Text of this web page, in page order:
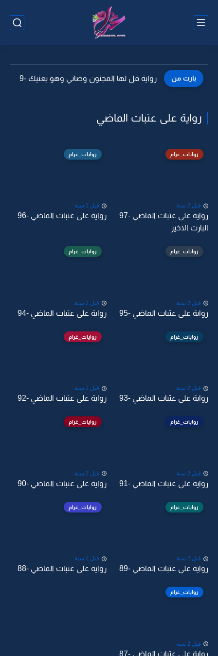
بارت من رواية قل لها المجنون وصاني وهو يعنيك -9
رواية على عتبات الماضي
روايات_غرام
قبل 2 سنة
رواية على عتبات الماضي -97
البارت الاخير
روايات_غرام
قبل 2 سنة
رواية على عتبات الماضي -96
روايات_غرام
قبل 2 سنة
رواية على عتبات الماضي -95
روايات_غرام
قبل 2 سنة
رواية على عتبات الماضي -94
روايات_غرام
قبل 2 سنة
رواية على عتبات الماضي -93
روايات_غرام
قبل 2 سنة
رواية على عتبات الماضي -92
روايات_غرام
قبل 2 سنة
رواية على عتبات الماضي -91
روايات_غرام
قبل 2 سنة
رواية على عتبات الماضي -90
روايات_غرام
قبل 2 سنة
رواية على عتبات الماضي -89
روايات_غرام
قبل 2 سنة
رواية على عتبات الماضي -88
روايات_غرام
قبل 2 سنة
رواية على عتبات الماضي -87